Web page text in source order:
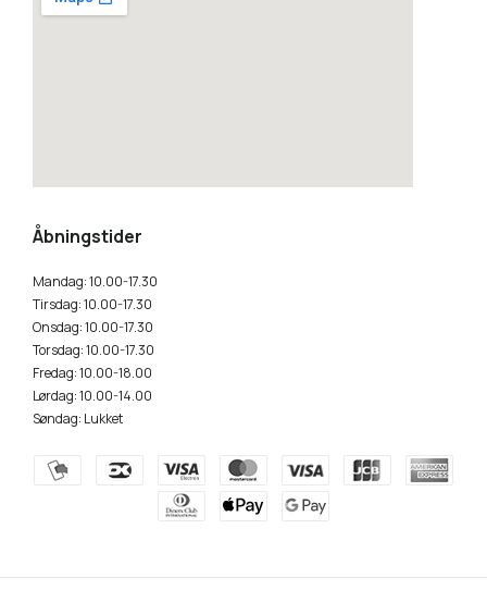
Åbningstider
Mandag: 10.00-17.30
Tirsdag: 10.00-17.30
Onsdag: 10.00-17.30
Torsdag: 10.00-17.30
Fredag: 10.00-18.00
Lørdag: 10.00-14.00
Søndag: Lukket